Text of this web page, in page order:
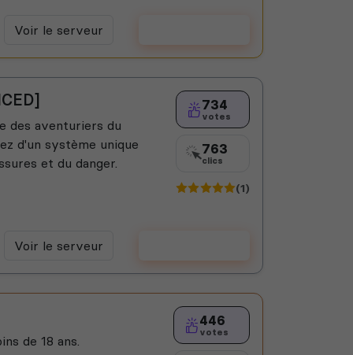
Voir le serveur
des aventuriers du
d'un système unique
et du danger.
734
votes
763
clics
(1)
Voir le serveur
de 18 ans.
446
votes